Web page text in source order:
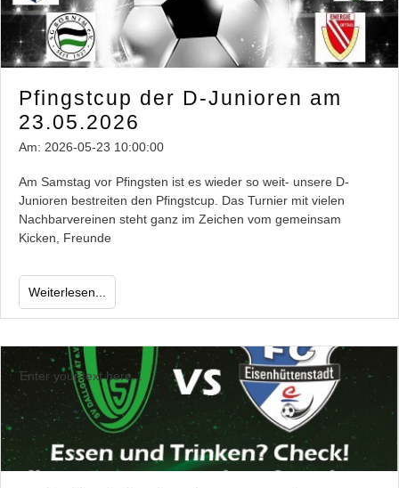
Pfingstcup der D-Junioren am
23.05.2026
Am: 2026-05-23 10:00:00
Am Samstag vor Pfingsten ist es wieder so weit- unsere D-
Junioren bestreiten den Pfingstcup. Das Turnier mit vielen
Nachbarvereinen steht ganz im Zeichen vom gemeinsam
Kicken, Freunde
Weiterlesen...
Enter your text here...